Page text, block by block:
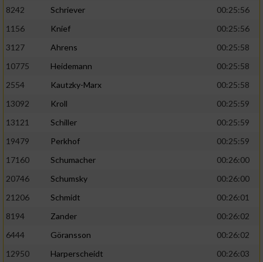
8242
Schriever
00:25:56
1156
Knief
00:25:56
3127
Ahrens
00:25:58
10775
Heidemann
00:25:58
2554
Kautzky-Marx
00:25:58
13092
Kroll
00:25:59
13121
Schiller
00:25:59
19479
Perkhof
00:25:59
17160
Schumacher
00:26:00
20746
Schumsky
00:26:00
21206
Schmidt
00:26:01
8194
Zander
00:26:02
6444
Göransson
00:26:02
12950
Harperscheidt
00:26:03
Analyse von Zielgruppen durch Statistiken
verschiedenen Quellen
Verwendung reduzierter Daten zur Auswahl
IAB-Besonderheiten:
Verwendung genauer Standortdaten
Informationen identifizieren